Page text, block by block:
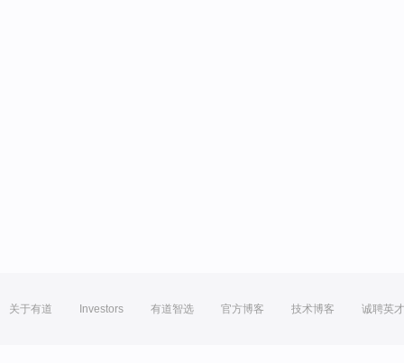
关于有道 Investors 有道智选 官方博客 技术博客 诚聘英才